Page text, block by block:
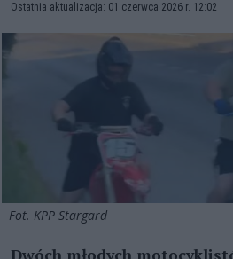
Ostatnia aktualizacja: 01 czerwca 2026 r. 12:02
Fot. KPP Stargard
Dwóch młodych